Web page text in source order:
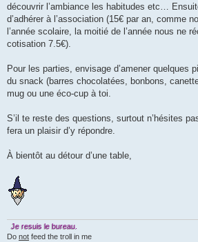
découvrir l’ambiance les habitudes etc…
d’adhérer à l’association (15€ par an, comme
l’année scolaire, la moitié de l’année nous ne
cotisation 7.5€).
Pour les parties, envisage d’amener quelques
du snack (barres chocolatées, bonbons,
mug ou une éco-cup à toi.
S’il te reste des questions, surtout n’hésites
fera un plaisir d’y répondre.
À bientôt au détour d’une table,
Je resuis le bureau.
Do not feed the troll in me